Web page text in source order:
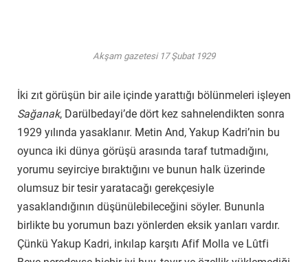
Akşam gazetesi 17 Şubat 1929
İki zıt görüşün bir aile içinde yarattığı bölünmeleri işleyen
Sağanak, Darülbedayi’de dört kez sahnelendikten sonra
1929 yılında yasaklanır. Metin And, Yakup Kadri’nin bu
oyunca iki dünya görüşü arasında taraf tutmadığını,
yorumu seyirciye bıraktığını ve bunun halk üzerinde
olumsuz bir tesir yaratacağı gerekçesiyle
yasaklandığının düşünülebileceğini söyler. Bununla
birlikte bu yorumun bazı yönlerden eksik yanları vardır.
Çünkü Yakup Kadri, inkılap karşıtı Afif Molla ve Lûtfi